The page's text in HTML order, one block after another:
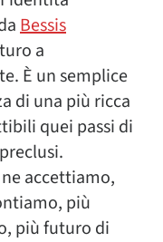
Bessis
a
È un semplice
di una più ricca
quei passi di
accettiamo,
più
più futuro di